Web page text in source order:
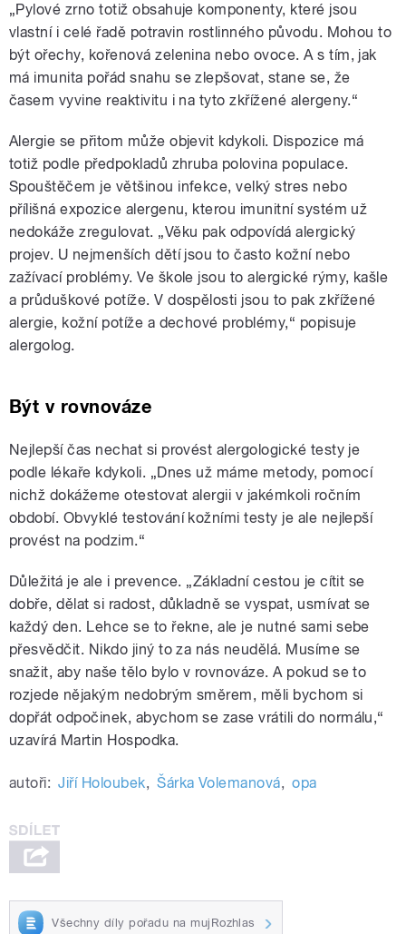
„Pylové zrno totiž obsahuje komponenty, které jsou
vlastní i celé řadě potravin rostlinného původu. Mohou to
být ořechy, kořenová zelenina nebo ovoce. A s tím, jak
má imunita pořád snahu se zlepšovat, stane se, že
časem vyvine reaktivitu i na tyto zkřížené alergeny.“
Alergie se přitom může objevit kdykoli. Dispozice má
totiž podle předpokladů zhruba polovina populace.
Spouštěčem je většinou infekce, velký stres nebo
přílišná expozice alergenu, kterou imunitní systém už
nedokáže zregulovat. „Věku pak odpovídá alergický
projev. U nejmenších dětí jsou to často kožní nebo
zažívací problémy. Ve škole jsou to alergické rýmy, kašle
a průduškové potíže. V dospělosti jsou to pak zkřížené
alergie, kožní potíže a dechové problémy,“ popisuje
alergolog.
Být v rovnováze
Nejlepší čas nechat si provést alergologické testy je
podle lékaře kdykoli. „Dnes už máme metody, pomocí
nichž dokážeme otestovat alergii v jakémkoli ročním
období. Obvyklé testování kožními testy je ale nejlepší
provést na podzim.“
Důležitá je ale i prevence. „Základní cestou je cítit se
dobře, dělat si radost, důkladně se vyspat, usmívat se
každý den. Lehce se to řekne, ale je nutné sami sebe
přesvědčit. Nikdo jiný to za nás neudělá. Musíme se
snažit, aby naše tělo bylo v rovnováze. A pokud se to
rozjede nějakým nedobrým směrem, měli bychom si
dopřát odpočinek, abychom se zase vrátili do normálu,“
uzavírá Martin Hospodka.
autoři: Jiří Holoubek, Šárka Volemanová, opa
Všechny díly pořadu na mujRozhlas